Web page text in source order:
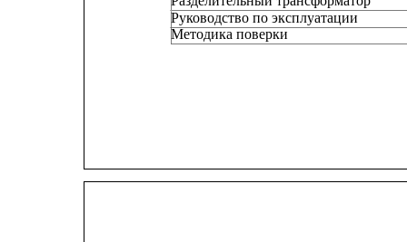
Руководство по эксплуатации
Методика поверки